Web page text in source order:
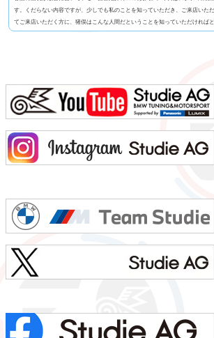
す。くだらない内容ですが、少しでも私のことを知っていただき、ご来店いた
てご来店いただく方に、猪俣はこんな人間だということを知っていただければ
たします！1. 名前 猪俣 素（いのまた はじめ）2. 名前の由来 有名なお坊さん